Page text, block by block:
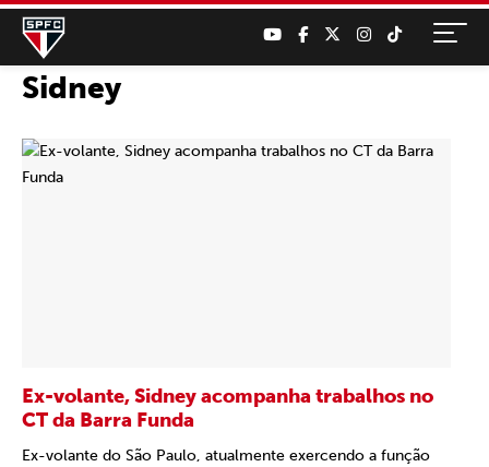
Sidney
Ex-volante, Sidney acompanha trabalhos no
CT da Barra Funda
Ex-volante do São Paulo, atualmente exercendo a função